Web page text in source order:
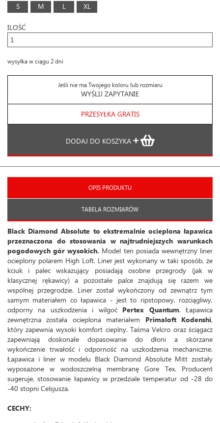
S
M L XL
ILOŚĆ
wysyłka w ciągu 2 dni
Jeśli nie ma Twojego koloru lub rozmiaru
WYŚLIJ ZAPYTANIE
PRZESYŁKA GRATIS
DODAJ DO KOSZYKA
OPIS PRODUKTU
TABELA ROZMIARÓW
Black Diamond Absolute to ekstremalnie ocieplona łapawica
przeznaczona do stosowania w najtrudniejszych warunkach
pogodowych gór wysokich. Model ten posiada wewnętrzny liner
ocieplony polarem High Loft. Liner jest wykonany w taki sposób, że
kciuk i palec wskazujący posiadają osobne przegrody (jak w
klasycznej rękawicy) a pozostałe palce znajdują się razem we
wspólnej przegrodzie. Liner został wykończony od zewnątrz tym
samym materiałem co łapawica - jest to ripstopowy, rozciągliwy,
odporny na uszkodzenia i wilgoć Pertex Quantum. Łapawica
zewnętrzna została ocieplona materiałem Primaloft Kodenshi,
który zapewnia wysoki komfort cieplny. Taśma Velcro oraz ściągacz
zapewniają doskonałe dopasowanie do dłoni a skórzane
wykończenie trwałość i odporność na uszkodzenia mechaniczne.
Łapawica i liner w modelu Black Diamond Absolute Mitt zostały
wyposażone w wodoszczelną membranę Gore Tex. Producent
sugeruje, stosowanie łapawicy w przedziale temperatur od -28 do
-40 stopni Celsjusza.
CECHY: